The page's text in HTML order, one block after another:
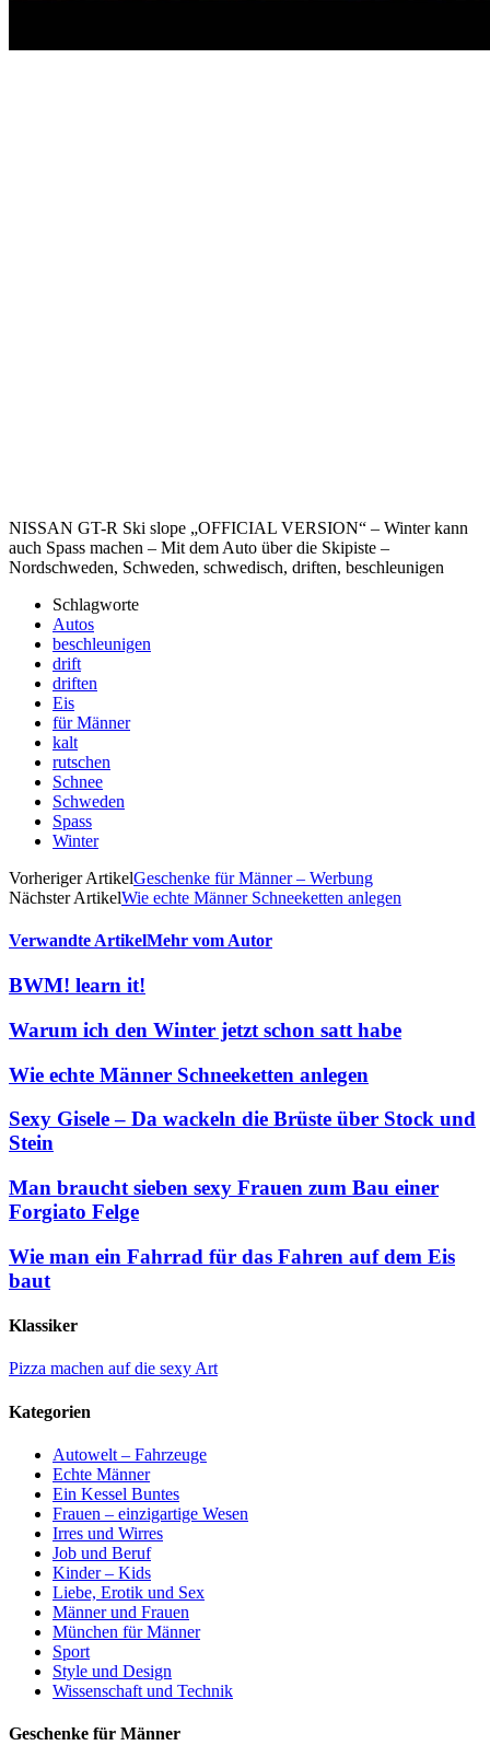
NISSAN GT-R Ski slope „OFFICIAL VERSION“ – Winter kann
auch Spass machen – Mit dem Auto über die Skipiste –
Nordschweden, Schweden, schwedisch, driften, beschleunigen
Schlagworte
Autos
beschleunigen
drift
driften
Eis
für Männer
kalt
rutschen
Schnee
Schweden
Spass
Winter
Vorheriger ArtikelGeschenke für Männer – Werbung
Nächster ArtikelWie echte Männer Schneeketten anlegen
Verwandte ArtikelMehr vom Autor
BWM! learn it!
Warum ich den Winter jetzt schon satt habe
Wie echte Männer Schneeketten anlegen
Sexy Gisele – Da wackeln die Brüste über Stock und
Stein
Man braucht sieben sexy Frauen zum Bau einer
Forgiato Felge
Wie man ein Fahrrad für das Fahren auf dem Eis
baut
Klassiker
Pizza machen auf die sexy Art
Kategorien
Autowelt – Fahrzeuge
Echte Männer
Ein Kessel Buntes
Frauen – einzigartige Wesen
Irres und Wirres
Job und Beruf
Kinder – Kids
Liebe, Erotik und Sex
Männer und Frauen
München für Männer
Sport
Style und Design
Wissenschaft und Technik
Geschenke für Männer